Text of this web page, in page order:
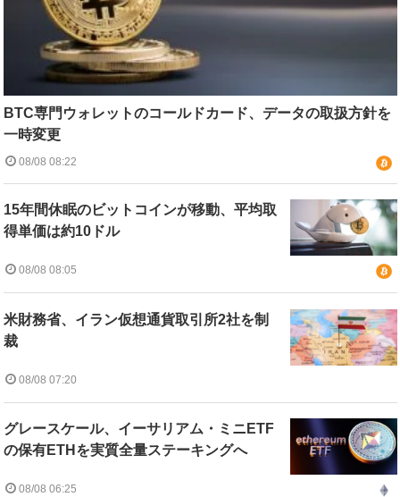
BTC専門ウォレットのコールドカード、データの取扱方針を
一時変更
08/08 08:22
15年間休眠のビットコインが移動、平均取
得単価は約10ドル
08/08 08:05
米財務省、イラン仮想通貨取引所2社を制
裁
08/08 07:20
グレースケール、イーサリアム・ミニETF
の保有ETHを実質全量ステーキングへ
08/08 06:25